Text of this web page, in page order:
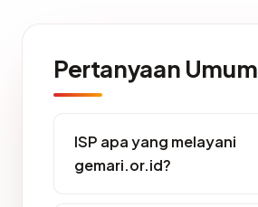
Pertanyaan Umum
ISP apa yang melayani
gemari.or.id?